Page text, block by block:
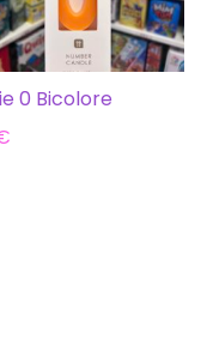
0 Bicolore